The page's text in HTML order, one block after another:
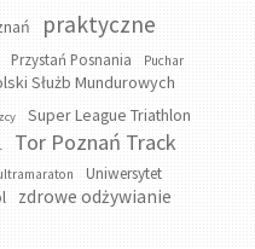
praktyczne
Przystań Posnania
Puchar
Służb Mundurowych
Super League Triathlon
Tor Poznań Track
Uniwersytet
zdrowe odżywianie